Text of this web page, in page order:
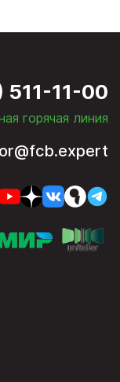
511-11-00
горячая линия